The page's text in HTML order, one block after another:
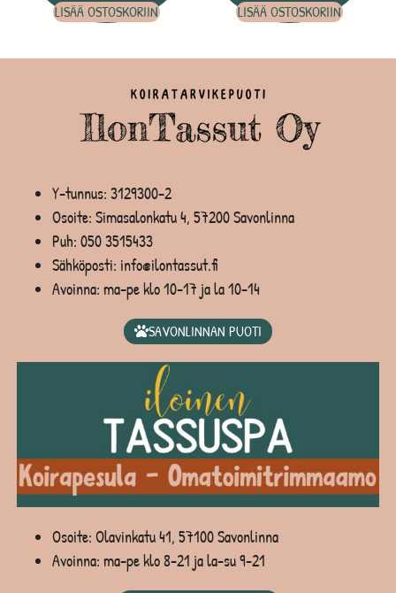
LISÄÄ OSTOSKORIIN LISÄÄ OSTOSKORIIN
Y-tunnus: 3129300-2
Osoite: Simasalonkatu 4, 57200 Savonlinna
Puh: 050 3515433
Sähköposti: info@ilontassut.fi
Avoinna: ma-pe klo 10-17 ja la 10-14
SAVONLINNAN PUOTI
Osoite: Olavinkatu 41, 57100 Savonlinna
Avoinna: ma-pe klo 8-21 ja la-su 9-21